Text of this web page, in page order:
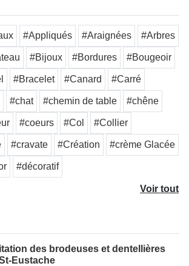
#Appliqués #Araignées #Arbres
#Bijoux #Bordures #Bougeoir
#Bracelet #Canard #Carré
#chat #chemin de table #chêne
#coeurs #Col #Collier
#cravate #Création #crème Glacée
#décoratif
Voir tout
des brodeuses et dentellières
Eustache